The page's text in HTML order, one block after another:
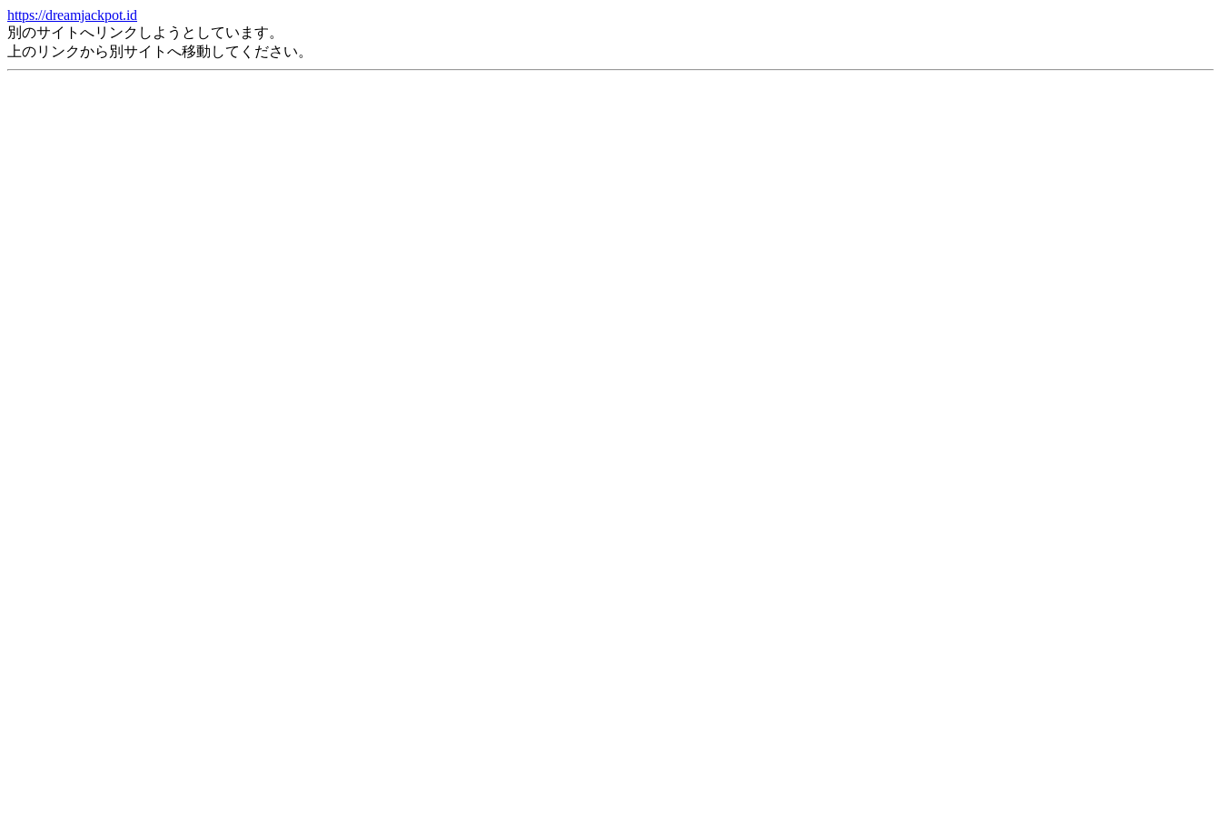
https://dreamjackpot.id
別のサイトへリンクしようとしています。
上のリンクから別サイトへ移動してください。